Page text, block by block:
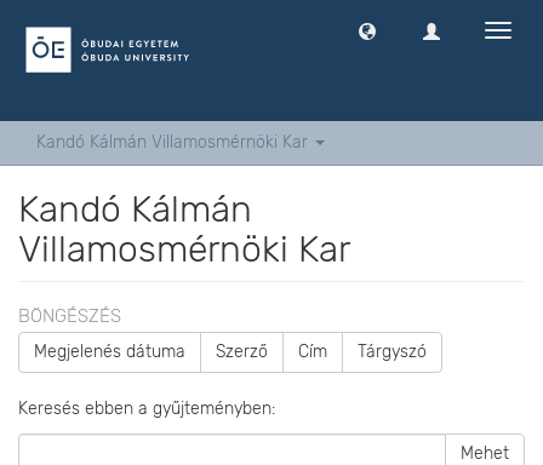
Kandó Kálmán Villamosmérnöki Kar
Kandó Kálmán
Villamosmérnöki Kar
BÖNGÉSZÉS
Megjelenés dátuma Szerző Cím Tárgyszó
Keresés ebben a gyűjteményben:
Mehet